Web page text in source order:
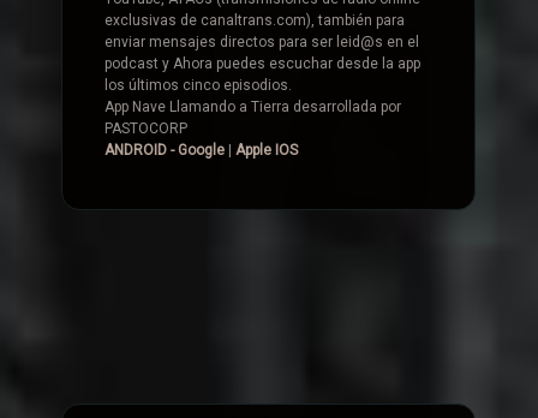
exclusivas de canaltrans.com), también para
enviar mensajes directos para ser leid@s en el
podcast y Ahora puedes escuchar desde la app
los últimos cinco episodios.
App Nave Llamando a Tierra desarrollada por
PASTOCORP
ANDROID - Google |Apple IOS